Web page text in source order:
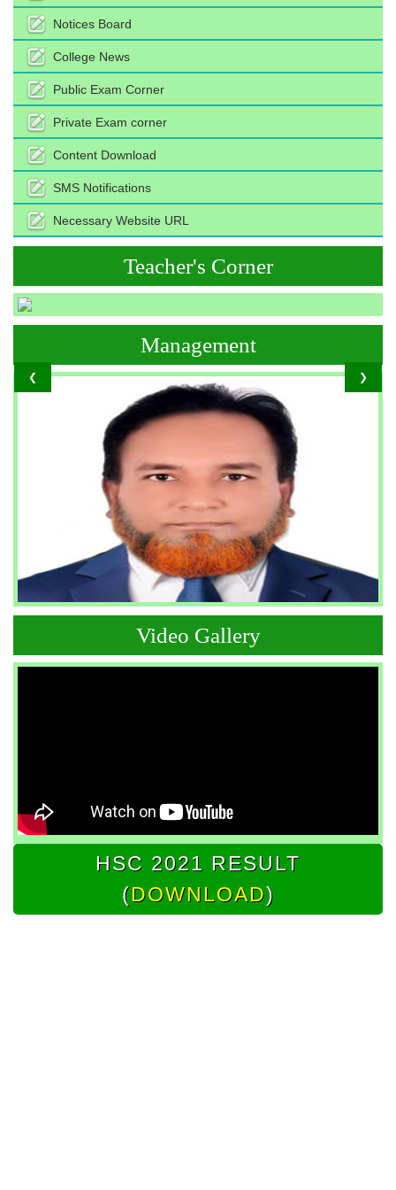
Notices Board
College News
Public Exam Corner
Private Exam corner
Content Download
SMS Notifications
Necessary Website URL
Teacher's Corner
❮ ❯
Management
Video Gallery
HSC 2021 RESULT
(DOWNLOAD)